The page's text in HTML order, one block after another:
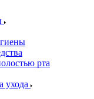
рта
ухода